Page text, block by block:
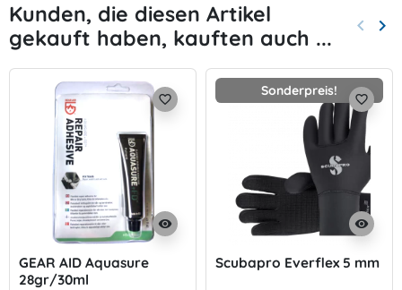
Kunden, die diesen Artikel
gekauft haben, kauften auch ...
Zurück
keyboard_arrow_left keyboard_arrow_right
visibility
favorite_border
GEAR AID Aquasure
28gr/30ml
Sonderpreis!
visibility
favorite_border
Scubapro Everflex 5 mm